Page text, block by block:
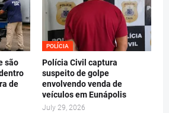
são
de
POLÍCIA
Polícia Civil captura
suspeito de golpe
envolvendo venda de
veículos em Eunápolis
July 29, 2026